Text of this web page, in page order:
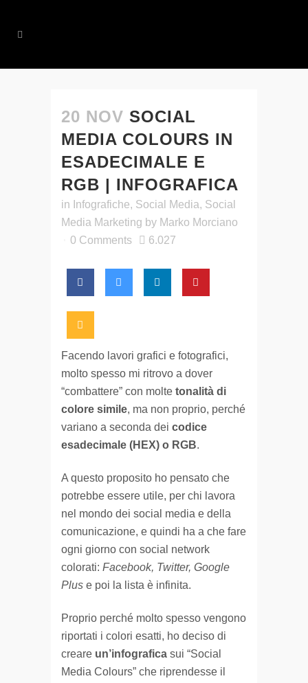
20 NOV SOCIAL
MEDIA COLOURS IN
ESADECIMALE E
RGB | INFOGRAFICA
in Infografiche, Social Media, Social
Media Marketing by Marko Morciano
0 Comments
6.027
Facendo lavori grafici e fotografici,
molto spesso mi ritrovo a dover
“combattere” con molte tonalità di
colore simile, ma non proprio, perché
variano a seconda dei codice
esadecimale (HEX) o RGB.
A questo proposito ho pensato che
potrebbe essere utile, per chi lavora
nel mondo dei social media e della
comunicazione, e quindi ha a che fare
ogni giorno con social network
colorati: Facebook, Twitter, Google
Plus e poi la lista è infinita.
Proprio perché molto spesso vengono
riportati i colori esatti, ho deciso di
creare un’infografica sui “Social
Media Colours” che riprendesse il